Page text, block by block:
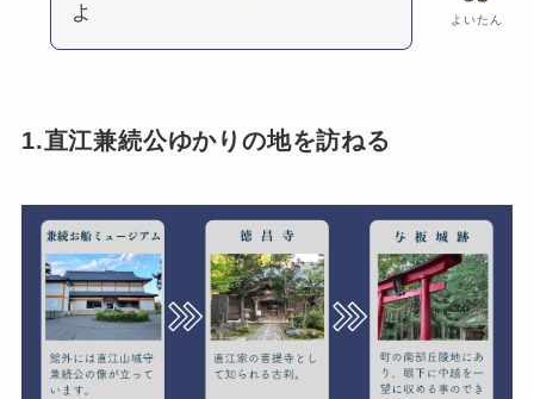
よいたん
よ
1.直江兼続公ゆかりの地を訪ねる